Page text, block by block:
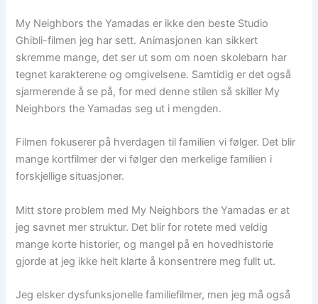
My Neighbors the Yamadas er ikke den beste Studio
Ghibli-filmen jeg har sett. Animasjonen kan sikkert
skremme mange, det ser ut som om noen skolebarn har
tegnet karakterene og omgivelsene. Samtidig er det også
sjarmerende å se på, for med denne stilen så skiller My
Neighbors the Yamadas seg ut i mengden.
Filmen fokuserer på hverdagen til familien vi følger. Det blir
mange kortfilmer der vi følger den merkelige familien i
forskjellige situasjoner.
Mitt store problem med My Neighbors the Yamadas er at
jeg savnet mer struktur. Det blir for rotete med veldig
mange korte historier, og mangel på en hovedhistorie
gjorde at jeg ikke helt klarte å konsentrere meg fullt ut.
Jeg elsker dysfunksjonelle familiefilmer, men jeg må også